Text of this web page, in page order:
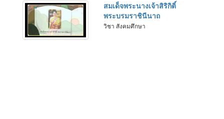
สมเด็จพระนางเจ้าสิริกิติ์
พระบรมราชินีนาถ
วิชา สังคมศึกษา